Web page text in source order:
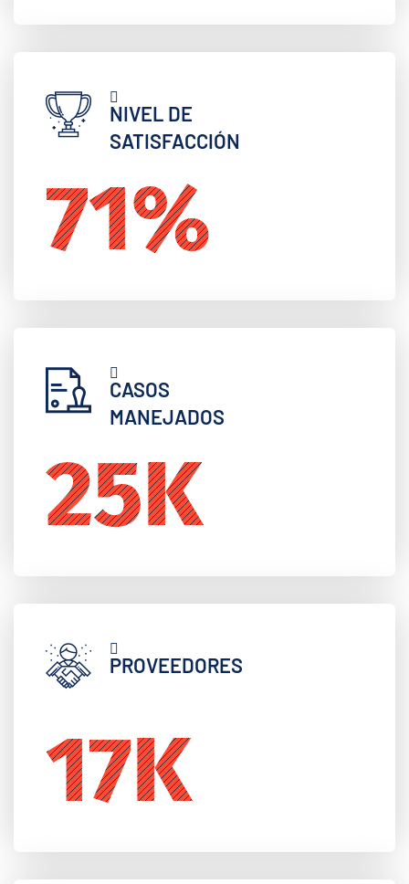
NIVEL DE
SATISFACCIÓN
98%
CASOS
MANEJADOS
35K
PROVEEDORES
25K